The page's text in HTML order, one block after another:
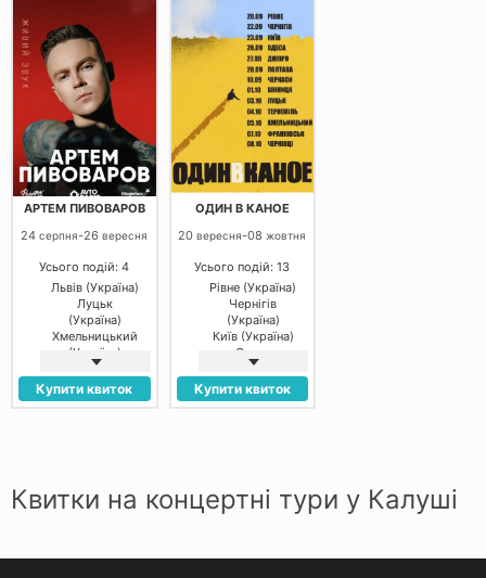
Франківськ
(Україна)
Київ (Україна)
АРТЕМ ПИВОВАРОВ
24серпня-26вересня
Усього подій: 4
Львів (Україна)
Луцьк
(Україна)
Хмельницький
(Україна)
Вінниця
(Україна)
Купити квиток
ОДИН В КАНОЕ
20вересня-08жовтня
Усього подій: 13
Рівне (Україна)
Чернігів
(Україна)
Київ (Україна)
Одеса
(Україна)
Дніпро
(Україна)
(Україна)
Тернопіль
(Україна)
Купити квиток
Квитки на концертні тури у Калуші